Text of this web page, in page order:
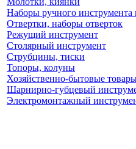
Наборы ручного инструмента
Отвертки, наборы отверток
Режущий инструмент
Столярный инструмент
Струбцины, тиски
Топоры, колуны
Хозяйственно-бытовые
Шарнирно-губцевый
Электромонтажный